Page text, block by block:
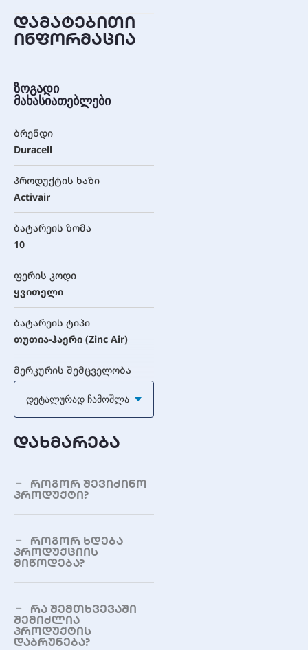
დამატებითი
ინფორმაცია
ზოგადი
მახასიათებლები
ბრენდი
Duracell
პროდუქტის ხაზი
Activair
ბატარეის ზომა
10
ფერის კოდი
ყვითელი
ბატარეის ტიპი
თუთია-ჰაერი (Zinc Air)
მერკურის შემცველობა
0% მერკური
შენახვის ვადა
4 წლამდე
6 ცალი
ელექტრული
ძაბვა
ტევადობა
90 mAh
Დეტალურად Ჩამოშლა
დახმარება
როგორ შევიძინო
პროდუქტი?
როგორ ხდება
პროდუქციის
მიწოდება?
რა შემთხვევაში
შემიძლია
პროდუქტის
დაბრუნება?